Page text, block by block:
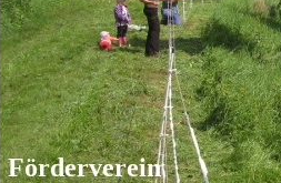
Förderverein